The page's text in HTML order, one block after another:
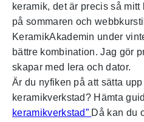
keramik, det är precis så
på sommaren och
KeramikAkademin under
bättre kombination. Jag gör
skapar med lera och dator.
Är du nyfiken på att sätta
keramikverkstad? Hämta
keramikverkstad” Då kan du